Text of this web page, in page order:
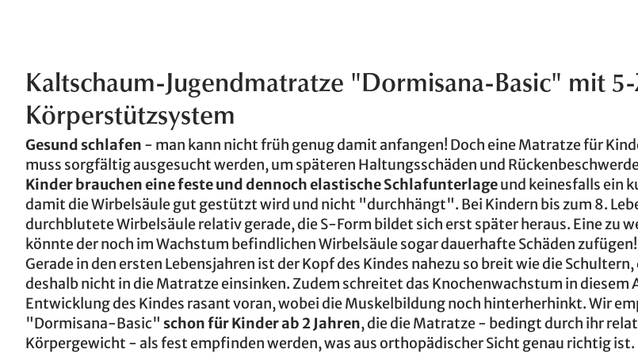
Kaltschaum-Jugendmatratze "Dormisana-Basic" mit
Körperstützsystem
Gesund schlafen - man kann nicht früh genug damit anfangen! Doch eine Matratze für
muss sorgfältig ausgesucht werden, um späteren Haltungsschäden und
Kinder brauchen eine feste und dennoch elastische Schlafunterlageund keinesfalls ein
damit die Wirbelsäule gut gestützt wird und nicht "durchhängt". Bei Kindern bis zum 8.
durchblutete Wirbelsäule relativ gerade, die S-Form bildet sich erst später heraus. Eine zu
könnte der noch im Wachstum befindlichen Wirbelsäule sogar dauerhafte Schäden zufügen!
Gerade in den ersten Lebensjahren ist der Kopf des Kindes nahezu so breit wie die
deshalb nicht in die Matratze einsinken. Zudem schreitet das Knochenwachstum in diesem
Entwicklung des Kindes rasant voran, wobei die Muskelbildung noch hinterherhinkt. Wir
"Dormisana-Basic" schon für Kinder ab 2 Jahren, die die Matratze - bedingt durch ihr
Körpergewicht - als fest empfinden werden, was aus orthopädischer Sicht genau richtig